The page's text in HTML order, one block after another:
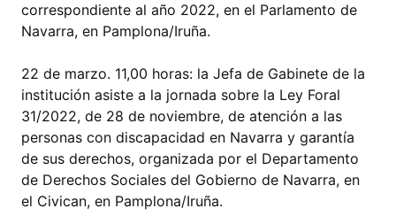
correspondiente al año 2022, en el Parlamento de
Navarra, en Pamplona/Iruña.
22 de marzo. 11,00 horas: la Jefa de Gabinete de la
institución asiste a la jornada sobre la Ley Foral
31/2022, de 28 de noviembre, de atención a las
personas con discapacidad en Navarra y garantía
de sus derechos, organizada por el Departamento
de Derechos Sociales del Gobierno de Navarra, en
el Civican, en Pamplona/Iruña.